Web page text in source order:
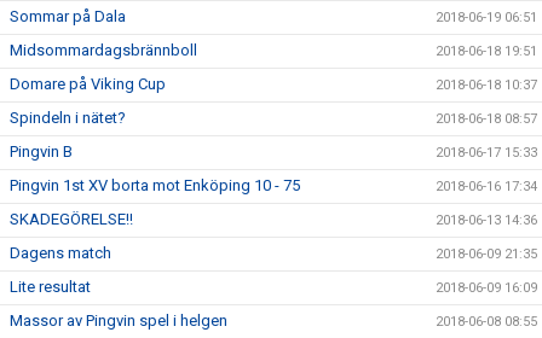
Sommar på Dala 2018-06-19 06:51
Midsommardagsbrännboll 2018-06-18 19:51
Domare på Viking Cup 2018-06-18 10:37
Spindeln i nätet? 2018-06-18 08:57
Pingvin B 2018-06-17 15:33
Pingvin 1st XV borta mot Enköping 10 - 75 2018-06-16 17:34
SKADEGÖRELSE!! 2018-06-13 14:36
Dagens match 2018-06-09 21:35
Lite resultat 2018-06-09 16:09
Massor av Pingvin spel i helgen 2018-06-08 08:55